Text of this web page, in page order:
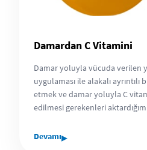
Damardan C Vitamini
Damar yoluyla vücuda verilen
uygulaması ile alakalı
etmek ve damar yoluyla C
edilmesi gerekenleri
Devamı▸